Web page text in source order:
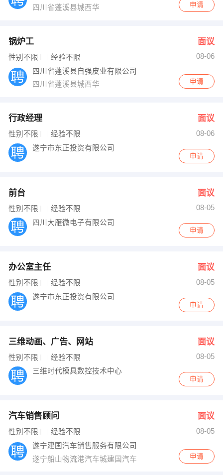
四川省蓬溪县城西华
申请
锅炉工 面议
性别不限 经验不限
08-06
四川省蓬溪县自强皮业有限公司
四川省蓬溪县城西华
申请
行政经理 面议
性别不限 经验不限
08-06
遂宁市东正投资有限公司
申请
前台 面议
性别不限 经验不限
08-05
四川大雁微电子有限公司
申请
办公室主任 面议
性别不限 经验不限
08-05
遂宁市东正投资有限公司
申请
三维动画、广告、网站 面议
性别不限 经验不限
08-05
三维时代模具数控技术中心
申请
汽车销售顾问 面议
性别不限 经验不限
08-05
遂宁建国汽车销售服务有限公司
遂宁船山物流港汽车城建国汽车
申请